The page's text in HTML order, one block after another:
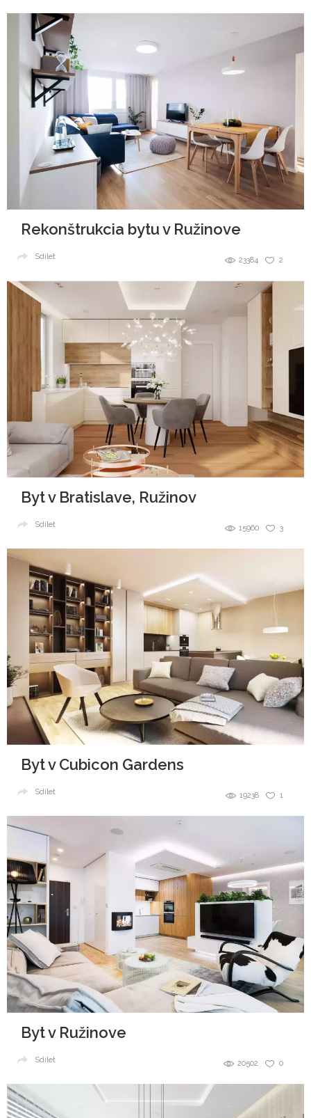
Rekonštrukcia bytu v Ružinove
2
23384
Sdílet
Byt v Bratislave, Ružinov
3
15960
Sdílet
Byt v Cubicon Gardens
1
19238
Sdílet
Byt v Ružinove
0
20502
Sdílet